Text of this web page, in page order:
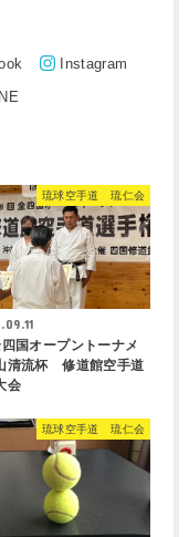
琉球空手道 琉仁会
国オープントーナメ
清流杯 修道館空手道
会
琉球空手道 琉仁会